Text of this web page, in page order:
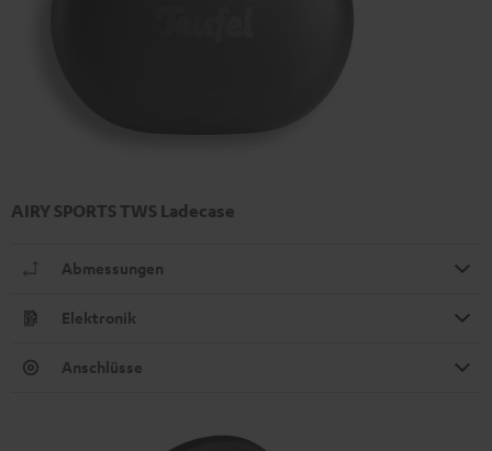
AIRY SPORTS TWS Ladecase
Abmessungen
Elektronik
Anschlüsse